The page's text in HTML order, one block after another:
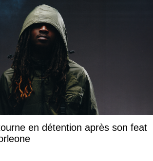
en détention après son feat